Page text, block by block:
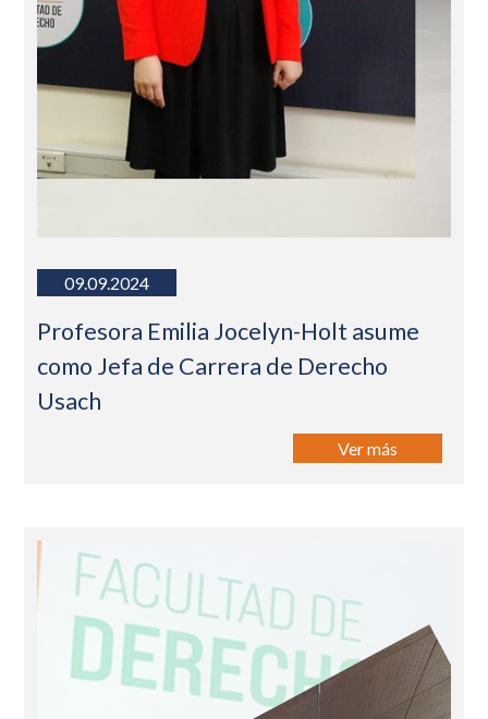
09.09.2024
Profesora Emilia Jocelyn-Holt asume
como Jefa de Carrera de Derecho
Usach
Ver más